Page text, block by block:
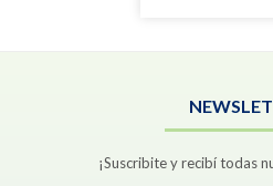
¡Suscribite y recibí todas